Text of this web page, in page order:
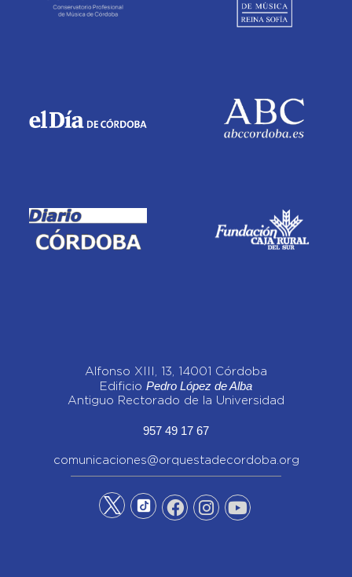
Alfonso XIII, 13, 14001 Córdoba
Edificio Pedro López de Alba
Antiguo Rectorado de la Universidad
957 49 17 67
comunicaciones@orquestadecordoba.org